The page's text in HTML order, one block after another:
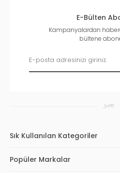
E-Bülten
Kampanyalardan
bültene
Sık Kullanılan Kategoriler
Popüler Markalar